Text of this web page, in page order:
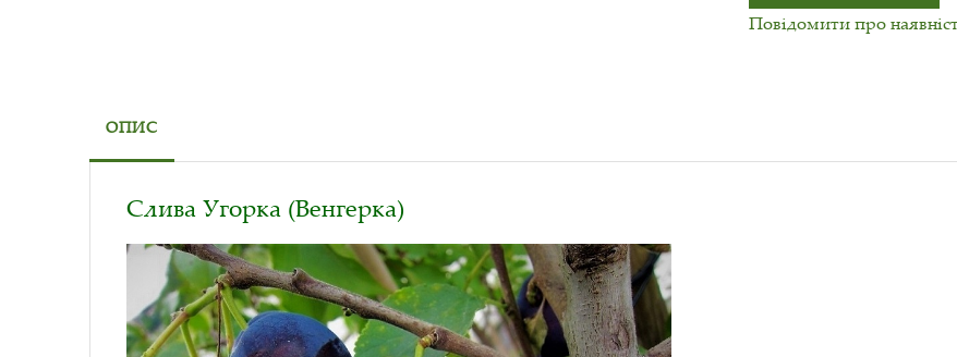
Повідомити про
ОПИС
Слива Угорка (Венгерка)